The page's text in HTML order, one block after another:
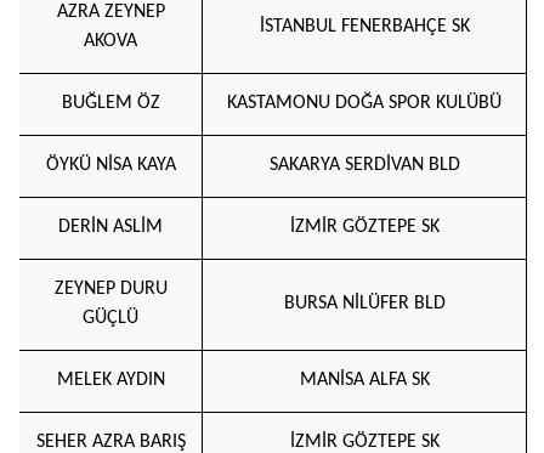
AZRA ZEYNEP
AKOVA
İSTANBUL FENERBAHÇE SK
BUĞLEM ÖZ KASTAMONU DOĞA SPOR KULÜBÜ
ÖYKÜ NİSA KAYA SAKARYA SERDİVAN BLD
DERİN ASLİM İZMİR GÖZTEPE SK
ZEYNEP DURU
GÜÇLÜ
BURSA NİLÜFER BLD
MELEK AYDIN MANİSA ALFA SK
SEHER AZRA BARIŞ İZMİR GÖZTEPE SK